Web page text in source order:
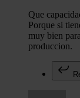
Que
Porque si
muy bien
produccion.